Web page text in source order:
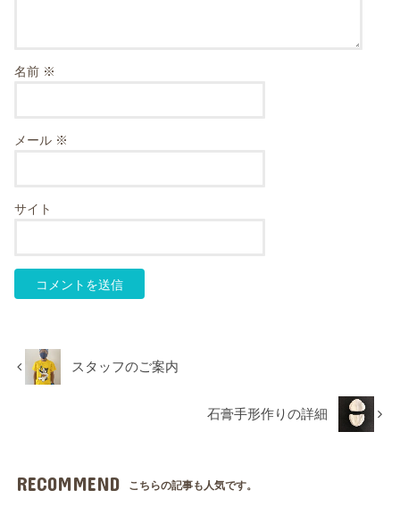
名前 ※
メール ※
サイト
スタッフのご案内
石膏手形作りの詳細
RECOMMEND こちらの記事も人気です。